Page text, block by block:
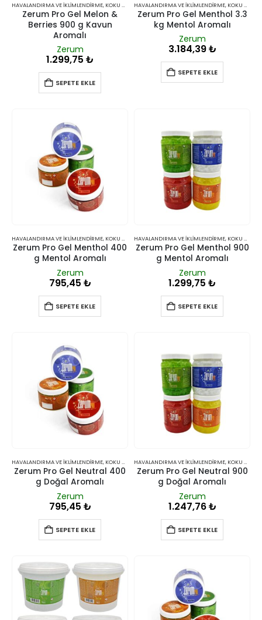
HAVALANDIRMA VE İKLIMLENDIRME, KOKU GIDERICILER
Zerum Pro Gel Melon &
Berries 900 g Kavun
Aromalı
Zerum
1.299,75 ₺
SEPETE EKLE
HAVALANDIRMA VE İKLIMLENDIRME, KOKU GIDERICILER
Zerum Pro Gel Menthol 3.3
kg Mentol Aromalı
Zerum
3.184,39₺
SEPETE EKLE
HAVALANDIRMA VE İKLIMLENDIRME, KOKU GIDERICILER
Zerum Pro Gel Menthol 400
g Mentol Aromalı
Zerum
795,45 ₺
SEPETE EKLE
HAVALANDIRMA VE İKLIMLENDIRME, KOKU GIDERICILER
Zerum Pro Gel Menthol 900
g Mentol Aromalı
Zerum
1.299,75 ₺
SEPETE EKLE
HAVALANDIRMA VE İKLIMLENDIRME, KOKU GIDERICILER
Zerum Pro Gel Neutral 400
g Doğal Aromalı
Zerum
795,45 ₺
SEPETE EKLE
HAVALANDIRMA VE İKLIMLENDIRME, KOKU GIDERICILER
Zerum Pro Gel Neutral 900
g Doğal Aromalı
Zerum
1.247,76₺
SEPETE EKLE